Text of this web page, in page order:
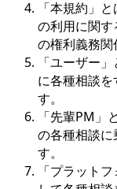
「本規約」
の利用に関
の権利義務関
「ユーザー
に各種相談
す。
「先輩PM」
の各種相談に
す。
「プラット